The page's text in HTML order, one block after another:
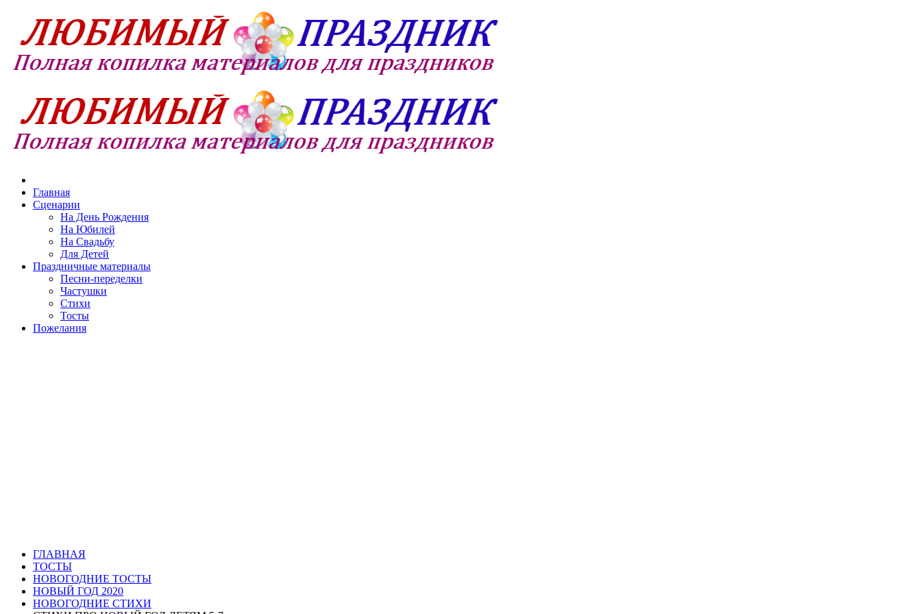
Главная
Сценарии
На День Рождения
На Юбилей
На Свадьбу
Для Детей
Праздничные материалы
Песни-переделки
Частушки
Стихи
Тосты
Пожелания
ГЛАВНАЯ
ТОСТЫ
НОВОГОДНИЕ ТОСТЫ
НОВЫЙ ГОД 2020
НОВОГОДНИЕ СТИХИ